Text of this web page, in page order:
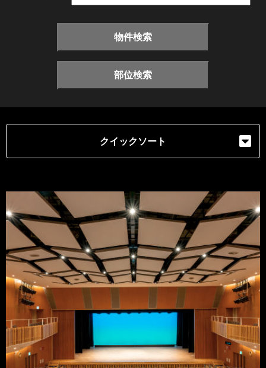
物件検索
部位検索
クイックソート